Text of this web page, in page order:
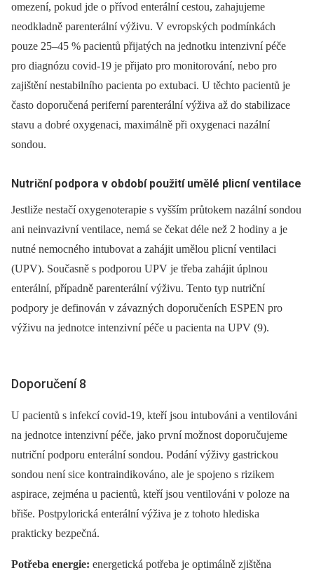
omezení, pokud jde o přívod enterální cestou, zahajujeme
neodkladně parenterální výživu. V evropských podmínkách
pouze 25‒45 % pacientů přijatých na jednotku intenzivní péče
pro diagnózu covid-19 je přijato pro monitorování, nebo pro
zajištění nestabilního pacienta po extubaci. U těchto pacientů je
často doporučená periferní parenterální výživa až do stabilizace
stavu a dobré oxygenaci, maximálně při oxygenaci nazální
sondou.
Nutriční podpora v období použití umělé plicní ventilace
Jestliže nestačí oxygenoterapie s vyšším průtokem nazální sondou
ani neinvazivní ventilace, nemá se čekat déle než 2 hodiny a je
nutné nemocného intubovat a zahájit umělou plicní ventilaci
(UPV). Současně s podporou UPV je třeba zahájit úplnou
enterální, případně parenterální výživu. Tento typ nutriční
podpory je definován v závazných doporučeních ESPEN pro
výživu na jednotce intenzivní péče u pacienta na UPV (9).
Doporučení 8
U pacientů s infekcí covid-19, kteří jsou intubováni a ventilováni
na jednotce intenzivní péče, jako první možnost doporučujeme
nutriční podporu enterální sondou. Podání výživy gastrickou
sondou není sice kontraindikováno, ale je spojeno s rizikem
aspirace, zejména u pacientů, kteří jsou ventilováni v poloze na
břiše. Postpylorická enterální výživa je z tohoto hlediska
prakticky bezpečná.
Potřeba energie: energetická potřeba je optimálně zjištěna